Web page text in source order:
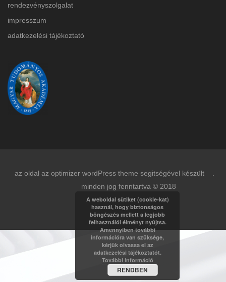
rendezvényszolgalat
impresszum
adatkezelési tájékoztató
az oldal az optimizer wordPress theme segitségével készült .
minden jog fenntartva © 2018
A weboldal sütiket (cookie-kat)
használ, hogy biztonságos
böngészés mellett a legjobb
felhasználói élményt nyújtsa.
Amennyiben további
információra van szüksége,
kérjük olvassa el az
adatkezelési tájékoztatót.
További információ
RENDBEN